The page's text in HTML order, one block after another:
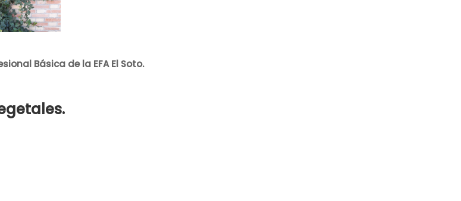
Básica de la EFA El Soto.